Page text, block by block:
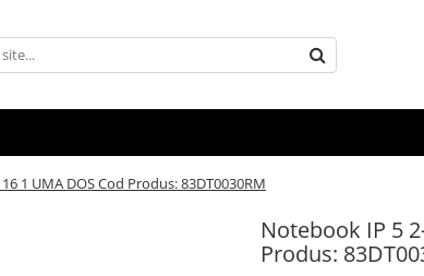
1 UMA DOS Cod Produs: 83DT0030RM
Notebook IP 5
Produs: